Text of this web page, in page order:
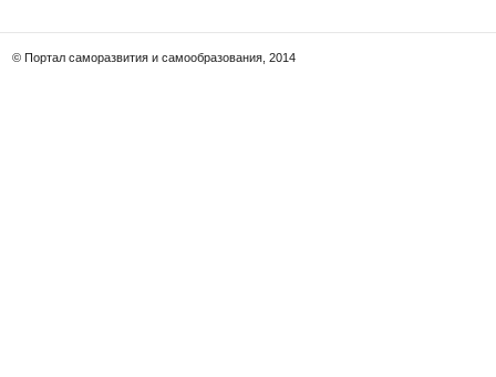
© Портал саморазвития и самообразования, 2014